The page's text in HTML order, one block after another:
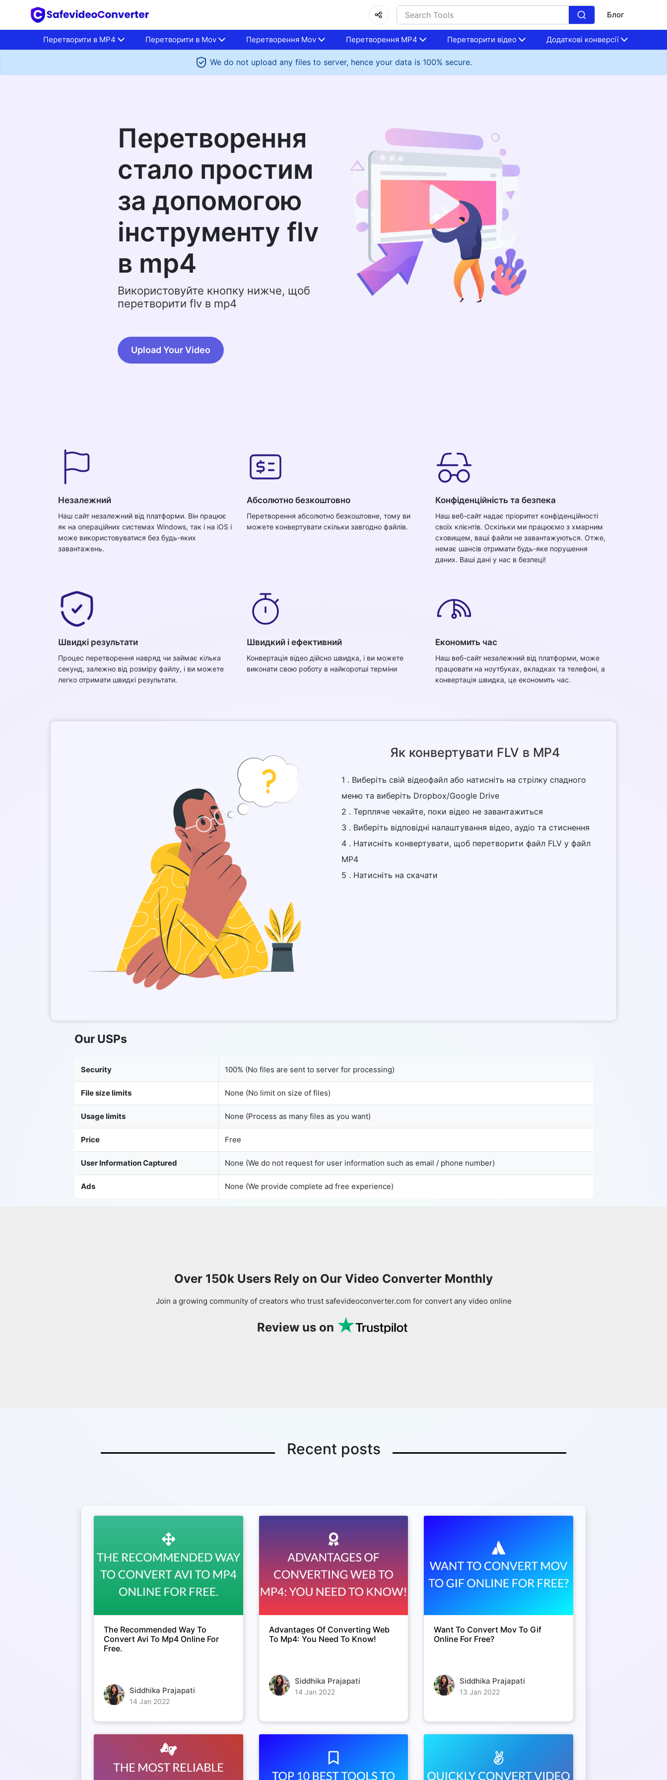
Блог
Copy Link
Перетворити в MP4 Перетворити в Mov Перетворення Mov Перетворення MP4 Перетворити відео Додаткові конверсії
We do not upload any files to server, hence your data is 100% secure.
Перетворення
стало простим
за допомогою
інструменту flv
в mp4
Використовуйте кнопку нижче, щоб
перетворити flv в mp4
Upload Your Video
Незалежний
Наш сайт незалежний від платформи. Він працює
як на операційних системах Windows, так і на iOS і
може використовуватися без будь-яких
завантажень.
Абсолютно безкоштовно
Перетворення абсолютно безкоштовне, тому ви
можете конвертувати скільки завгодно файлів.
Конфіденційність та безпека
Наш веб-сайт надає пріоритет конфіденційності
своїх клієнтів. Оскільки ми працюємо з хмарним
сховищем, ваші файли не завантажуються. Отже,
немає шансів отримати будь-яке порушення
даних. Ваші дані у нас в безпеці!
Швидкі результати
Процес перетворення навряд чи займає кілька
секунд, залежно від розміру файлу, і ви можете
легко отримати швидкі результати.
Швидкий і ефективний
Конвертація відео дійсно швидка, і ви можете
виконати свою роботу в найкоротші терміни
Економить час
Наш веб-сайт незалежний від платформи, може
працювати на ноутбуках, вкладках та телефоні, а
конвертація швидка, це економить час.
Як конвертувати FLV в MP4
1 . Виберіть свій відеофайл або натисніть на стрілку спадного
меню та виберіть Dropbox/Google Drive
2 . Терпляче чекайте, поки відео не завантажиться
3 . Виберіть відповідні налаштування відео, аудіо та стиснення
4 . Натисніть конвертувати, щоб перетворити файл FLV у файл
MP4
5 . Натисніть на скачати
Our USPs
Security 100% (No files are sent to server for processing)
File size limits None (No limit on size of files)
Usage limits None (Process as many files as you want)
Price Free
User Information Captured None (We do not request for user information such as email / phone number)
Ads None (We provide complete ad free experience)
Over 150k Users Rely on Our Video Converter Monthly
Join a growing community of creators who trust safevideoconverter.com for convert any video online
Review us on
Recent posts
The Recommended Way To
Convert Avi To Mp4 Online For
Free.
Siddhika Prajapati
14 Jan 2022
Advantages Of Converting Web
To Mp4: You Need To Know!
Siddhika Prajapati
14 Jan 2022
Want To Convert Mov To Gif
Online For Free?
Siddhika Prajapati
13 Jan 2022